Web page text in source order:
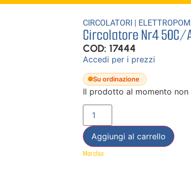
CIRCOLATORI |
Circolatore Nr4
COD: 17444
Accedi per i prezzi
Su ordinazione
Il prodotto al momento
Aggiungi al carrello
Marchio